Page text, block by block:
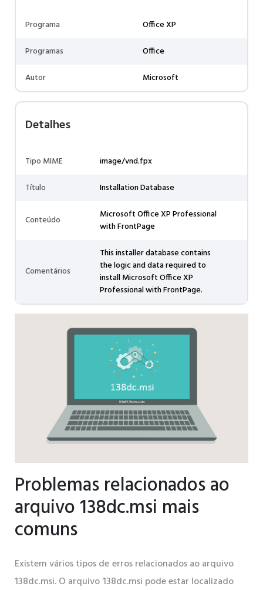
Programa
Office XP
Programas
Office
Autor
Microsoft
Detalhes
Tipo MIME
image/vnd.fpx
Título
Installation Database
Conteúdo
Microsoft Office XP Professional
with FrontPage
Comentários
This installer database contains
the logic and data required to
install Microsoft Office XP
Professional with FrontPage.
Problemas relacionados ao
arquivo 138dc.msi mais
comuns
Existem vários tipos de erros relacionados ao arquivo
138dc.msi. O arquivo 138dc.msi pode estar localizado